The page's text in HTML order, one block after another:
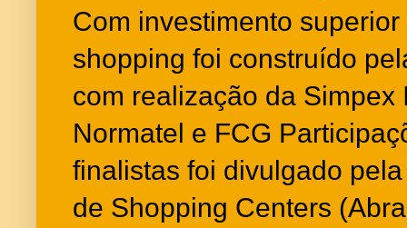
Com investimento
shopping foi construído
com realização da Simpex
Normatel e FCG
finalistas foi divulgado
de Shopping Centers